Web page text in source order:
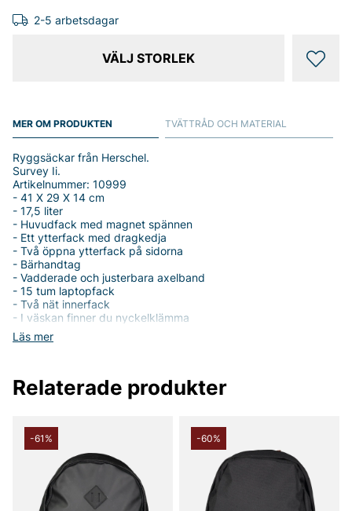
2-5 arbetsdagar
VÄLJ STORLEK
MER OM PRODUKTEN
Läs mer
Ryggsäckar från Herschel.
Survey Ii.
Artikelnummer: 10999
- 41 X 29 X 14 cm
- 17,5 liter
- Huvudfack med magnet spännen
- Ett ytterfack med dragkedja
- Två öppna ytterfack på sidorna
- Bärhandtag
- Vadderade och justerbara axelband
- 15 tum laptopfack
- Två nät innerfack
- I väskan finner du nyckelklämma
- Vattenavvisande
- Matt TPE-beläggning
Tack för att du handlar i vår webbshop. Besök oss även i vår
butik i Vingåker.Läs mer på www.vfo.se
TVÄTTRÅD OCH MATERIAL
Relaterade produkter
-61% -60%